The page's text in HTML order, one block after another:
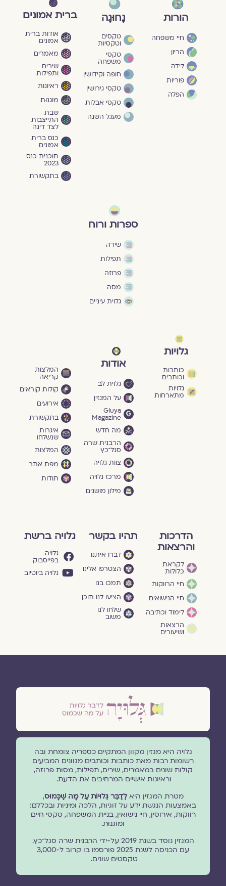
הורות
חיי משפחה
הריון
לידה
פוריות
הפלה
נָחוּגָה
טקסים
וטקסיות
טקסי
משפחה
חופה וקידושין
טקסי גירושין
טקסי אבלות
מעגל השנה
ברית אמונים
אודות ברית
אמונים
מאמרים
שירים
ותפילות
ראיונות
מוגנוּת
שבת
התייצבות
לצד דינה
כנס ברית
אמונים
תוכנית כנס
2023
בתקשורת
ספרות ורוח
שירה
תפילות
פרוזה
מסה
גלוית עיניים
גלויות
כותבות
וכותבים
גלויות
מתארחות
אודות
גלוית לב
על המגזין
Gluya
Magazine
מה חדש
הרבנית שרה
סגל־כץ
צוות גלויה
מרכז גלויה
מילון מושגים
המלצות
קריאה
קולות קוראים
אירועים
בתקשורת
איגרות
שנשלחו
המלצות
מפת אתר
תודות
הדרכות
והרצאות
לקראת
כלולות
חיי הרווקות
חיי הנישואים
לימוד וכתיבה
הרצאות
ושיעורים
תהיו בקשר
דברו איתנו
הצטרפו אלינו
תמכו בנו
הציעו לנו תוכן
שלחו לנו
משוב
גלויה ברשת
גלויה
בפייסבוק
גלויה ביוטיוב
גלויה היא מגזין מקוון המתקיים כספריה צומחת ובה
רשומות רבות מאת כותבות וכותבים מגוונים המביעים
קולות שונים במאמרים, שירים, תפילות, מסות פרוזה,
וראיונות אישיים המרחיבים את הדעת.
מטרת המגזין היאלְדַבֵּר גְּלוּיוֹת עַל מָה שֶׁכָּמוּס,
באמצעות הנגשת ידע על זוגיות, הלכה ומיניות ובכללם:
רווקות, אירוסין, חיי נישואין, בניית המשפחה, טקסי חיים
ומוגנוּת.
המגזין נוסד בשנת 2019 על-ידי הרבנית שרה סגל־כץ.
עם הכניסה לשנת 2025 פורסמו בו קרוב ל-3,000
טקסטים שונים.